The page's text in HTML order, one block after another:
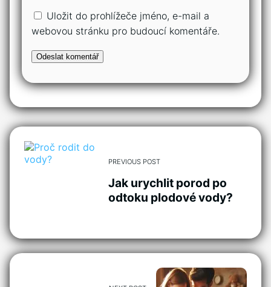
Uložit do prohlížeče jméno, e-mail a
webovou stránku pro budoucí komentáře.
PREVIOUS POST
Jak urychlit porod po
odtoku plodové vody?